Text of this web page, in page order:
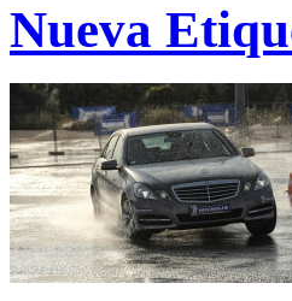
Nueva